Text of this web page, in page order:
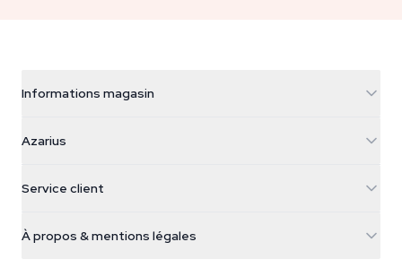
Informations magasin
Galvaniweg 11
Nederland
+31(0)204897914
Azarius
Smokeshop
Service client
Politique de retour
À propos & mentions légales